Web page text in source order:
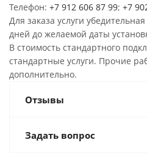
Телефон: +7 912 606 87 99; +7
Для заказа услуги
дней до желаемой даты
В стоимость стандартного
стандартные услуги. Прочие
дополнительно.
Отзывы
Задать вопрос